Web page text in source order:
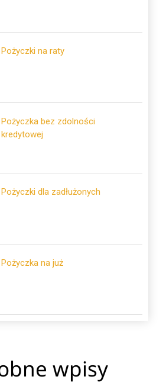
Pożyczki na raty
Pożyczka bez zdolności
kredytowej
Pożyczki dla zadłużonych
Pożyczka na już
wpisy